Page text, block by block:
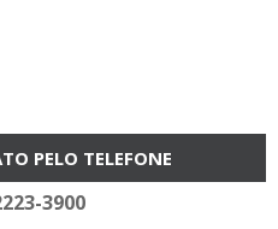
PELO TELEFONE
3900